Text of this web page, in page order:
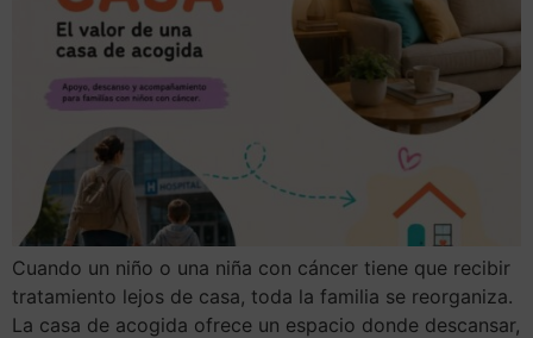
Cuando un niño o una niña con cáncer tiene que recibir
tratamiento lejos de casa, toda la familia se reorganiza.
La casa de acogida ofrece un espacio donde descansar,